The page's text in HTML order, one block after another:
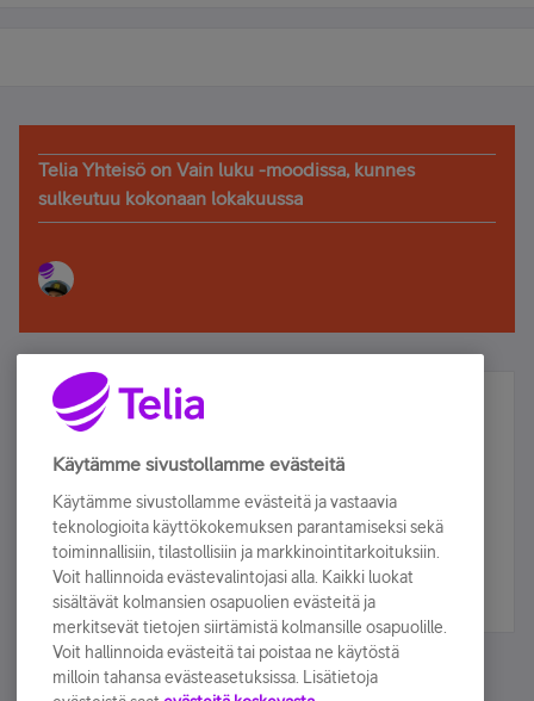
Telia Yhteisö on Vain luku -moodissa, kunnes
sulkeutuu kokonaan lokakuussa
Älä jää paitsi – osallistu ja voita!
Tilaa Telian uutiskirje ja olet mukana arvonnassa.
sähköpostiisi.
Tilaa nyt
Käytämme sivustollamme evästeitä
Käytämme sivustollamme evästeitä ja vastaavia
teknologioita käyttökokemuksen parantamiseksi sekä
toiminnallisiin, tilastollisiin ja markkinointitarkoituksiin.
Voit hallinnoida evästevalintojasi alla. Kaikki luokat
sisältävät kolmansien osapuolien evästeitä ja
merkitsevät tietojen siirtämistä kolmansille osapuolille.
Voit hallinnoida evästeitä tai poistaa ne käytöstä
milloin tahansa evästeasetuksissa. Lisätietoja